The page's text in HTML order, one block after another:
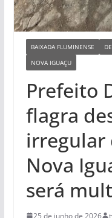
BAIXADA FLUMINENSE
NOVA IGUAÇU
Prefeito
flagra
irregular
Nova
será
25 de junho de 2026